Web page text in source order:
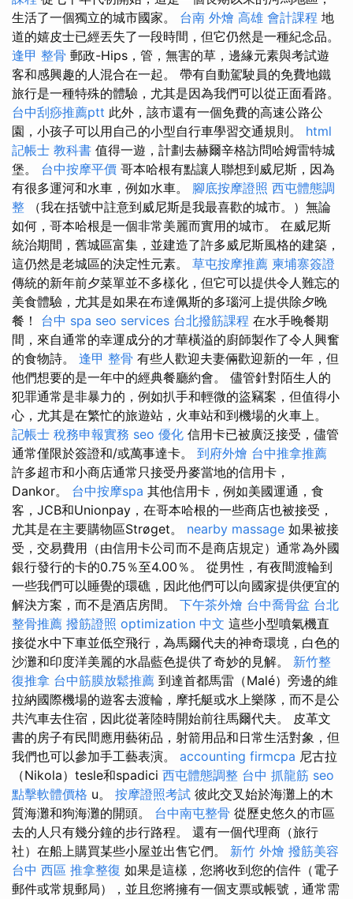
生活了一個獨立的城市國家。 台南 外燴 高雄 會計課程 地
道的嬉皮士已經丟失了一段時間，但它仍然是一種紀念品。
逢甲 整骨 郵政-Hips，管，無害的草，邊緣元素與考試遊
客和感興趣的人混合在一起。 帶有自動駕駛員的免費地鐵
旅行是一種特殊的體驗，尤其是因為我們可以從正面看路。
台中刮痧推薦ptt 此外，該市還有一個免費的高速公路公
園，小孩子可以用自己的小型自行車學習交通規則。 html
記帳士 教科書 值得一遊，計劃去赫爾辛格訪問哈姆雷特城
堡。 台中按摩平價 哥本哈根有點讓人聯想到威尼斯，因為
有很多運河和水車，例如水車。 腳底按摩證照 西屯體態調
整 （我在括號中註意到威尼斯是我最喜歡的城市。）無論
如何，哥本哈根是一個非常美麗而實用的城市。 在威尼斯
統治期間，舊城區富集，並建造了許多威尼斯風格的建築，
這仍然是老城區的決定性元素。 草屯按摩推薦 柬埔寨簽證
傳統的新年前夕菜單並不多樣化，但它可以提供令人難忘的
美食體驗，尤其是如果在布達佩斯的多瑙河上提供除夕晚
餐！ 台中 spa seo services 台北撥筋課程 在水手晚餐期
間，來自通常的幸運成分的才華橫溢的廚師製作了令人興奮
的食物詩。 逢甲 整骨 有些人歡迎夫妻倆歡迎新的一年，但
他們想要的是一年中的經典餐廳約會。 儘管針對陌生人的
犯罪通常是非暴力的，例如扒手和輕微的盜竊案，但值得小
心，尤其是在繁忙的旅遊站，火車站和到機場的火車上。
記帳士 稅務申報實務 seo 優化 信用卡已被廣泛接受，儘管
通常僅限於簽證和/或萬事達卡。 到府外燴 台中推拿推薦
許多超市和小商店通常只接受丹麥當地的信用卡，
Dankor。 台中按摩spa 其他信用卡，例如美國運通，食
客，JCB和Unionpay，在哥本哈根的一些商店也被接受，
尤其是在主要購物區Strøget。 nearby massage 如果被接
受，交易費用（由信用卡公司而不是商店規定）通常為外國
銀行發行的卡的0.75％至4.00％。 從男性，有夜間渡輪到
一些我們可以睡覺的環礁，因此他們可以向國家提供便宜的
解決方案，而不是酒店房間。 下午茶外燴 台中喬骨盆 台北
整骨推薦 撥筋證照 optimization 中文 這些小型噴氣機直
接從水中下車並低空飛行，為馬爾代夫的神奇環境，白色的
沙灘和印度洋美麗的水晶藍色提供了奇妙的見解。 新竹整
復推拿 台中筋膜放鬆推薦 到達首都馬雷（Malé）旁邊的維
拉納國際機場的遊客去渡輪，摩托艇或水上樂隊，而不是公
共汽車去住宿，因此從著陸時開始前往馬爾代夫。 皮革文
書的房子有民間應用藝術品，射箭用品和日常生活對象，但
我們也可以參加手工藝表演。 accounting firmcpa 尼古拉
（Nikola）tesle和spadici 西屯體態調整 台中 抓龍筋 seo
點擊軟體價格 u。 按摩證照考試 彼此交叉始於海灘上的木
質海灘和狗海灘的開頭。 台中南屯整骨 從歷史悠久的市區
去的人只有幾分鐘的步行路程。 還有一個代理商（旅行
社）在船上購買某些小屋並出售它們。 新竹 外燴 撥筋美容
台中 西區 推拿整復 如果是這樣，您將收到您的信件（電子
郵件或常規郵局），並且您將擁有一個支票或帳號，通常需